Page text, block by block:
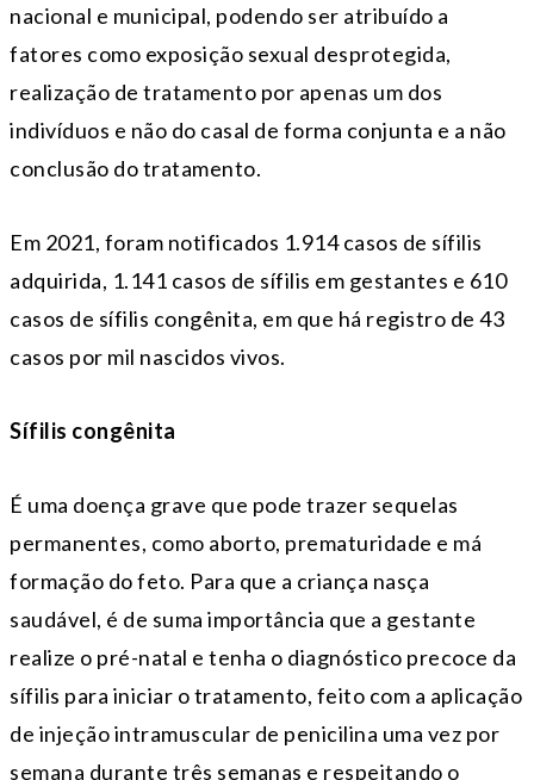
nacional e municipal, podendo ser atribuído a
fatores como exposição sexual desprotegida,
realização de tratamento por apenas um dos
indivíduos e não do casal de forma conjunta e a não
conclusão do tratamento.
Em 2021, foram notificados 1.914 casos de sífilis
adquirida, 1.141 casos de sífilis em gestantes e 610
casos de sífilis congênita, em que há registro de 43
casos por mil nascidos vivos.
Sífilis congênita
É uma doença grave que pode trazer sequelas
permanentes, como aborto, prematuridade e má
formação do feto. Para que a criança nasça
saudável, é de suma importância que a gestante
realize o pré-natal e tenha o diagnóstico precoce da
sífilis para iniciar o tratamento, feito com a aplicação
de injeção intramuscular de penicilina uma vez por
semana durante três semanas e respeitando o